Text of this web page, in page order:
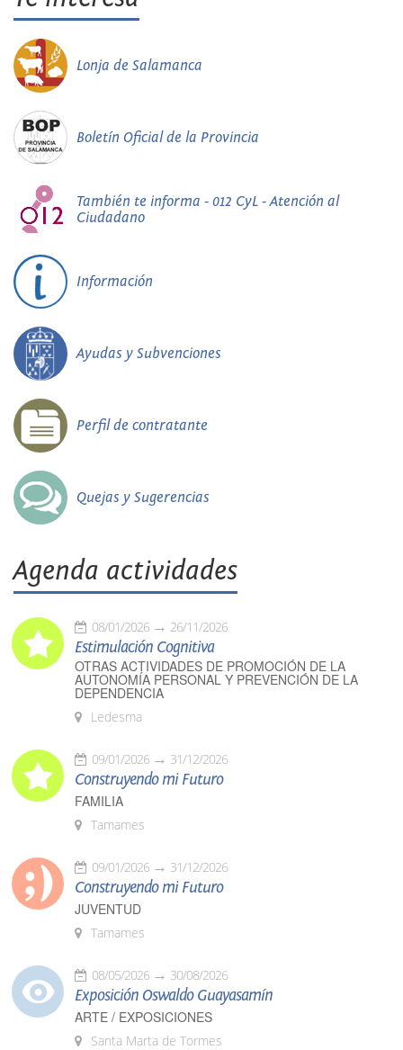
Lonja de Salamanca
Boletín Oficial de la Provincia
También te informa - 012 CyL - Atención al
Ciudadano
Información
Ayudas y Subvenciones
Perfil de contratante
Quejas y Sugerencias
Agenda actividades
08/01/2026 26/11/2026
Estimulación Cognitiva
OTRAS ACTIVIDADES DE PROMOCIÓN DE LA
AUTONOMÍA PERSONAL Y PREVENCIÓN DE LA
DEPENDENCIA
Ledesma
09/01/2026 31/12/2026
Construyendo mi Futuro
FAMILIA
Tamames
09/01/2026 31/12/2026
Construyendo mi Futuro
JUVENTUD
Tamames
08/05/2026 30/08/2026
Exposición Oswaldo Guayasamín
ARTE / EXPOSICIONES
Santa Marta de Tormes